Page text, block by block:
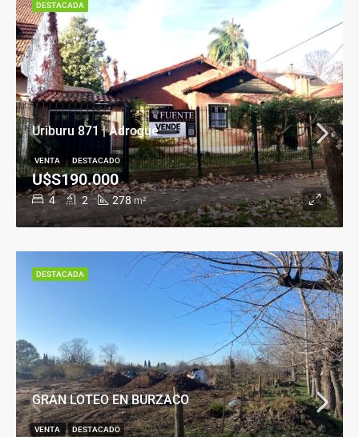
Uriburu 871 | Adrogué
4 2 278 m²
U$S190.000
VENTA DESTACADO
DESTACADA
GRAN LOTEO EN BURZACO
VENTA DESTACADO
DESTACADA